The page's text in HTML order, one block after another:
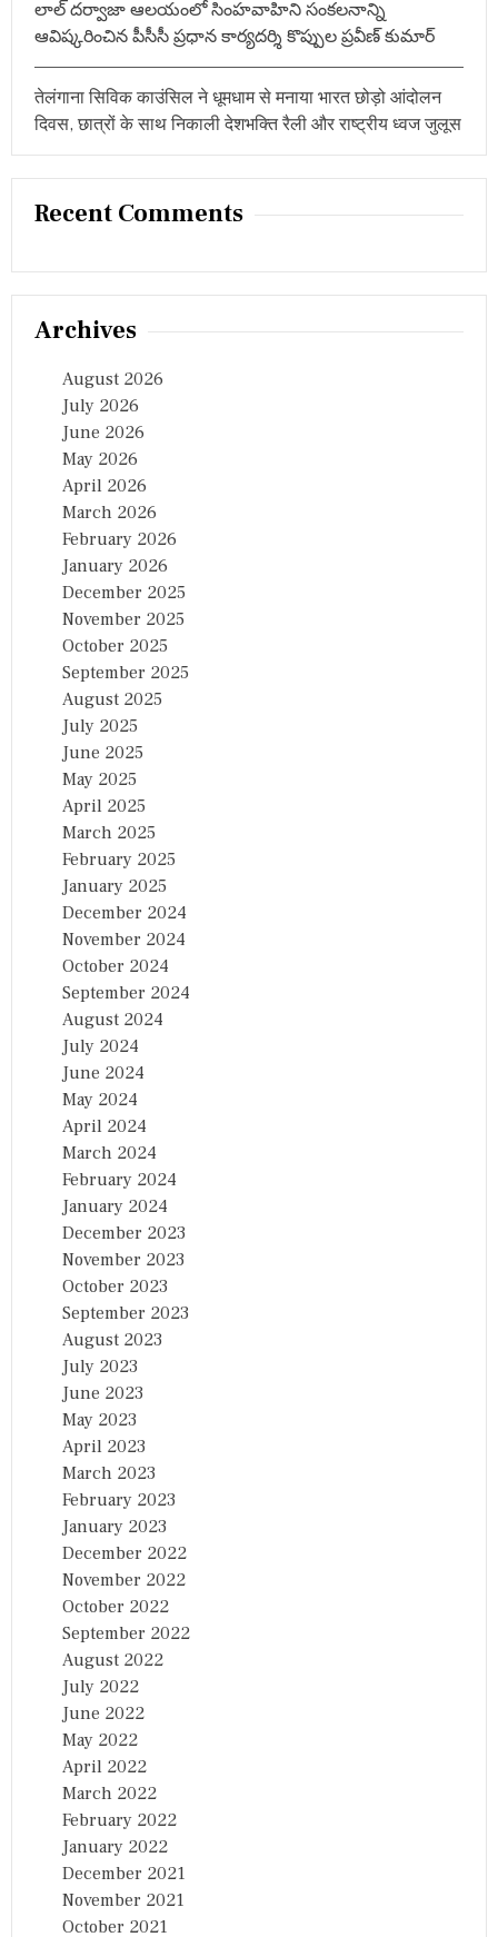
లాల్ దర్వాజా ఆలయంలో సింహవాహిని సంకలనాన్ని
ఆవిష్కరించిన పీసీసీ ప్రధాన కార్యదర్శి కొప్పుల ప్రవీణ్ కుమార్
तेलंगाना सिविक काउंसिल ने धूमधाम से मनाया भारत छोड़ो आंदोलन
दिवस, छात्रों के साथ निकाली देशभक्ति रैली और राष्ट्रीय ध्वज जुलूस
Recent Comments
Archives
August 2026
July 2026
June 2026
May 2026
April 2026
March 2026
February 2026
January 2026
December 2025
November 2025
October 2025
September 2025
August 2025
July 2025
June 2025
May 2025
April 2025
March 2025
February 2025
January 2025
December 2024
November 2024
October 2024
September 2024
August 2024
July 2024
June 2024
May 2024
April 2024
March 2024
February 2024
January 2024
December 2023
November 2023
October 2023
September 2023
August 2023
July 2023
June 2023
May 2023
April 2023
March 2023
February 2023
January 2023
December 2022
November 2022
October 2022
September 2022
August 2022
July 2022
June 2022
May 2022
April 2022
March 2022
February 2022
January 2022
December 2021
November 2021
October 2021